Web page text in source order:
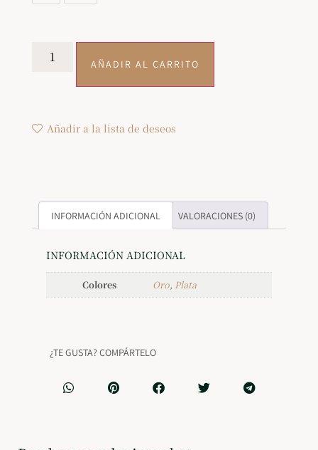
AÑADIR AL CARRITO
Añadir a la lista de deseos
INFORMACIÓN ADICIONAL VALORACIONES (0)
INFORMACIÓN ADICIONAL
Colores Oro, Plata
¿TE GUSTA? COMPÁRTELO